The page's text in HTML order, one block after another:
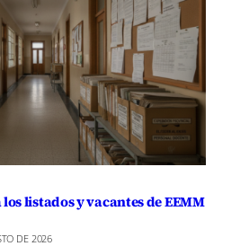
listados y vacantes de EEMM
DE 2026